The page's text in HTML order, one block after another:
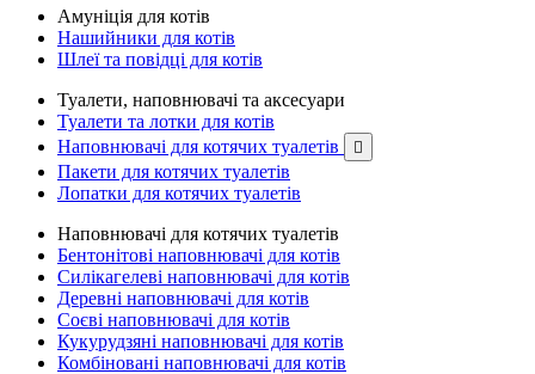
Амуніція для котів
Нашийники для котів
Шлеї та повідці для котів
Туалети, наповнювачі та аксесуари
Туалети та лотки для котів
Наповнювачі для котячих туалетів

Пакети для котячих туалетів
Лопатки для котячих туалетів
Наповнювачі для котячих туалетів
Бентонітові наповнювачі для котів
Силікагелеві наповнювачі для котів
Деревні наповнювачі для котів
Соєві наповнювачі для котів
Кукурудзяні наповнювачі для котів
Комбіновані наповнювачі для котів